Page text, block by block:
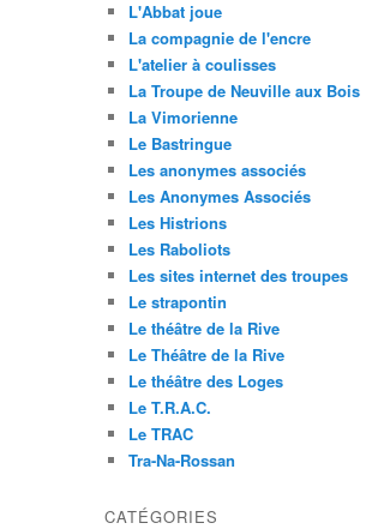
L'Abbat joue
La compagnie de l'encre
L'atelier à coulisses
La Troupe de Neuville aux Bois
La Vimorienne
Le Bastringue
Les anonymes associés
Les Anonymes Associés
Les Histrions
Les Raboliots
Les sites internet des troupes
Le strapontin
Le théâtre de la Rive
Le Théâtre de la Rive
Le théâtre des Loges
Le T.R.A.C.
Le TRAC
Tra-Na-Rossan
CATÉGORIES